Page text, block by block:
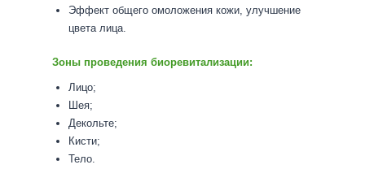
Эффект общего омоложения кожи, улучшение
цвета лица.
Зоны проведения биоревитализации:
Лицо;
Шея;
Декольте;
Кисти;
Тело.